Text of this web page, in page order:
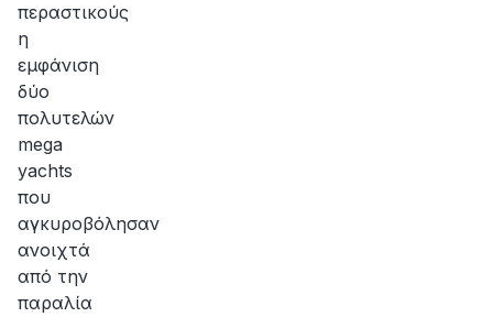
περαστικούς
η
εμφάνιση
δύο
πολυτελών
mega
yachts
που
αγκυροβόλησαν
ανοιχτά
από την
παραλία